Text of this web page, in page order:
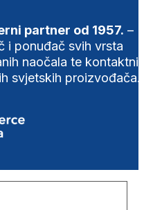
partner od 1957. –
i ponuđač svih vrsta
naočala te
svjetskih proizvođača.